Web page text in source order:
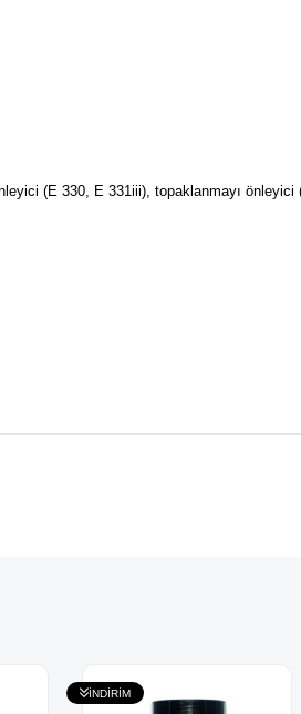
(E 330, E 331iii), topaklanmayı